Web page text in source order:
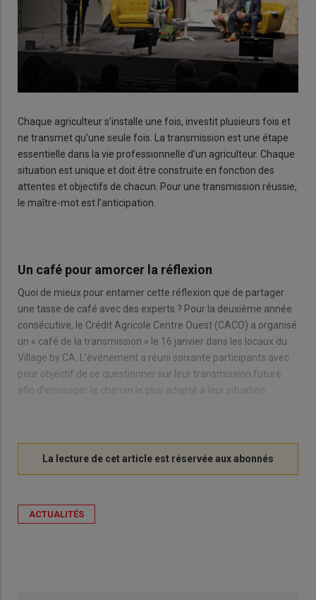
Chaque agriculteur s’installe une fois, investit plusieurs fois et
ne transmet qu’une seule fois. La transmission est une étape
essentielle dans la vie professionnelle d’un agriculteur. Chaque
situation est unique et doit être construite en fonction des
attentes et objectifs de chacun. Pour une transmission réussie,
le maître-mot est l’anticipation.
Un café pour amorcer la réflexion
Quoi de mieux pour entamer cette réflexion que de partager
une tasse de café avec des experts ? Pour la deuxième année
consécutive, le Crédit Agricole Centre Ouest (CACO) a organisé
un « café de la transmission » le 16 janvier dans les locaux du
Village by CA. L’événement a réuni soixante participants avec
pour objectif de se questionner sur leur transmission future
afin d’envisager le chemin le plus adapté à leur situation.
ACTUALITÉS